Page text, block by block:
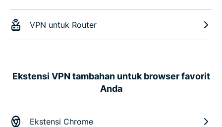
VPN untuk Router
Ekstensi VPN tambahan untuk browser favorit
Anda
Ekstensi Chrome